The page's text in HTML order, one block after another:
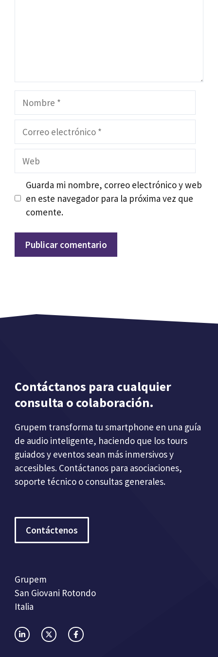
Nombre
Guarda mi nombre, correo electrónico y web
en este navegador para la próxima vez que
comente.
Contáctanos para cualquier
consulta o colaboración.
Grupem transforma tu smartphone en una guía
de audio inteligente, haciendo que los tours
guiados y eventos sean más inmersivos y
accesibles. Contáctanos para asociaciones,
soporte técnico o consultas generales.
Contáctenos
Grupem
San Giovani Rotondo
Italia